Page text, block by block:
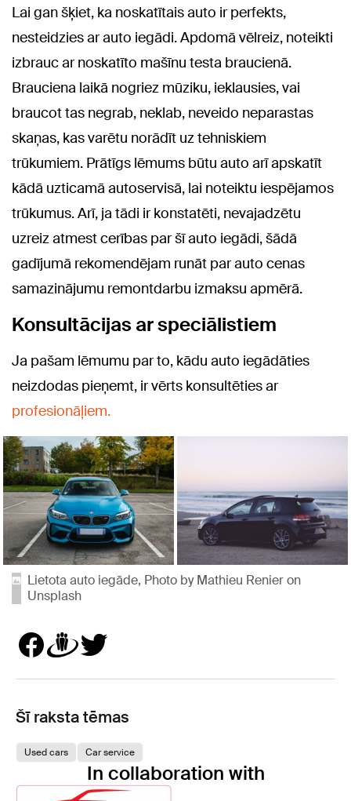
Lai gan šķiet, ka noskatītais auto ir perfekts,
nesteidzies ar auto iegādi. Apdomā vēlreiz, noteikti
izbrauc ar noskatīto mašīnu testa braucienā.
Brauciena laikā nogriez mūziku, ieklausies, vai
braucot tas negrab, neklab, neveido neparastas
skaņas, kas varētu norādīt uz tehniskiem
trūkumiem. Prātīgs lēmums būtu auto arī apskatīt
kādā uzticamā autoservisā, lai noteiktu iespējamos
trūkumus. Arī, ja tādi ir konstatēti, nevajadzētu
uzreiz atmest cerības par šī auto iegādi, šādā
gadījumā rekomendējam runāt par auto cenas
samazinājumu remontdarbu izmaksu apmērā.
Konsultācijas ar speciālistiem
Ja pašam lēmumu par to, kādu auto iegādāties
neizdodas pieņemt, ir vērts konsultēties ar
profesionāļiem.
Lietota auto iegāde, Photo by Mathieu Renier on
Unsplash
Šī raksta tēmas
Used cars Car service
In collaboration with